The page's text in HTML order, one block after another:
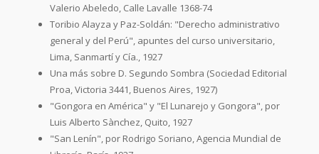
Valerio Abeledo, Calle Lavalle 1368-74
Toribio Alayza y Paz-Soldán: "Derecho administrativo
general y del Perú", apuntes del curso universitario,
Lima, Sanmartí y Cía., 1927
Una más sobre D. Segundo Sombra (Sociedad Editorial
Proa, Victoria 3441, Buenos Aires, 1927)
"Gongora en América" y "El Lunarejo y Gongora", por
Luis Alberto Sànchez, Quito, 1927
"San Lenín", por Rodrigo Soriano, Agencia Mundial de